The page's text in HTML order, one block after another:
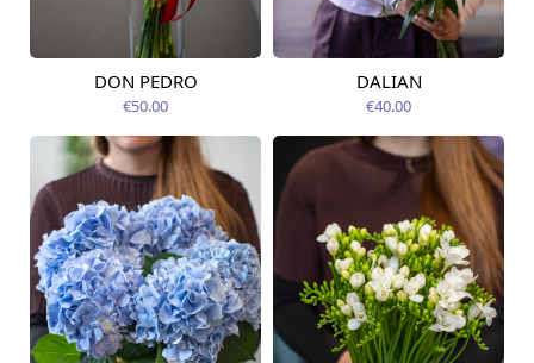
Pieejams šodien
DON PEDRO
€50.00
Pieejams šodien
DALIAN
€40.00